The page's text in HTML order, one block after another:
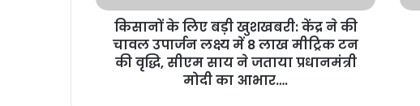
किसानों के लिए बड़ी खुशखबरी: केंद्र ने की
चावल उपार्जन लक्ष्य में 8 लाख मीट्रिक टन
की वृद्धि, सीएम साय ने जताया प्रधानमंत्री
मोदी का आभार….